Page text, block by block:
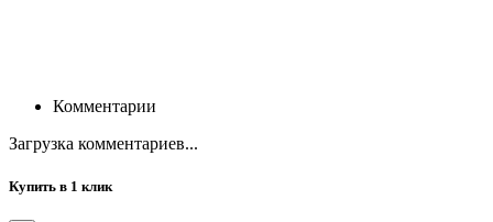
Комментарии
Загрузка комментариев...
Купить в 1 клик